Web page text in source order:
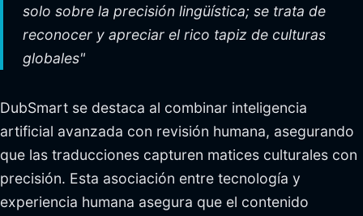
solo sobre la precisión lingüística; se trata de
reconocer y apreciar el rico tapiz de culturas
globales"
DubSmart se destaca al combinar inteligencia
artificial avanzada con revisión humana, asegurando
que las traducciones capturen matices culturales con
precisión. Esta asociación entre tecnología y
experiencia humana asegura que el contenido